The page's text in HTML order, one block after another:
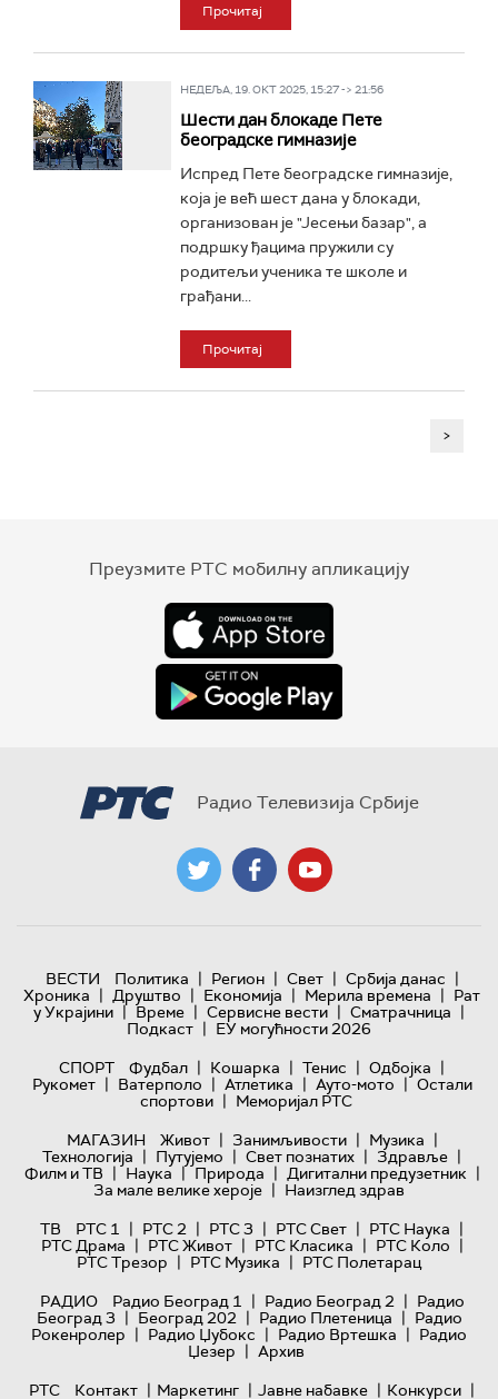
Прочитај
НЕДЕЉА, 19. ОКТ 2025, 15:27 -> 21:56
Шести дан блокаде Пете
београдске гимназије
Испред Пете београдске гимназије,
која је већ шест дана у блокади,
организован је "Јесењи базар", а
подршку ђацима пружили су
родитељи ученика те школе и
грађани...
Прочитај
>
Преузмите РТС мобилну апликацију
Радио Телевизија Србије
ВЕСТИ Политика | Регион | Свет | Србија данас |
Хроника | Друштво | Економија | Мерила времена | Рат
у Украјини | Време | Сервисне вести | Сматрачница |
Подкаст | ЕУ могућности 2026
СПОРТ
Фудбал | Кошарка | Тенис | Одбојка |
Рукомет | Ватерполо | Атлетика | Ауто-мото | Остали
спортови | Меморијал РТС
МАГАЗИН
Живот | Занимљивости | Музика |
Технологијa | Путујемо | Свет познатих | Здравље |
Филм и ТВ | Наука | Природа | Дигитални предузетник |
За мале велике хероје | Наизглед здрав
ТВ
РТС 1 | РТС 2 | РТС 3 | РТС Свет | РТС Наука |
РТС Драма | РТС Живот | РТС Класика | РТС Коло |
РТС Трезор | РТС Музика | РТС Полетарац
РАДИО
Радио Београд 1 | Радио Београд 2 | Радио
Београд 3 | Београд 202 | Радио Плетеница | Радио
Рокенролер | Радио Џубокс | Радио Вртешка | Радио
Џезер | Архив
РТС
Контакт | Маркетинг | Јавне набавке | Конкурси |